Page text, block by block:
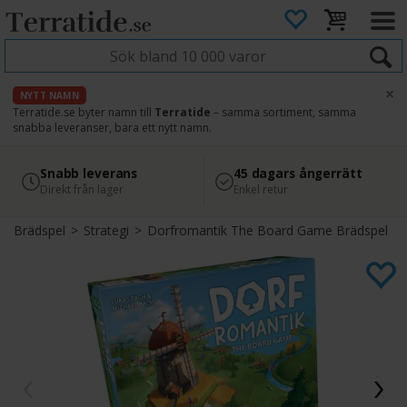
NYTT NAMN
Terratide.se byter namn till Terratide – samma sortiment, samma
snabba leveranser, bara ett nytt namn.
×
4.8
Läs omdömen på Google
Säker betalning
med Svea
Snabb leverans
Direkt från lager
45 dagars ångerrätt
Enkel retur
Brädspel>Strategi> Dorfromantik The Board Game Brädspel